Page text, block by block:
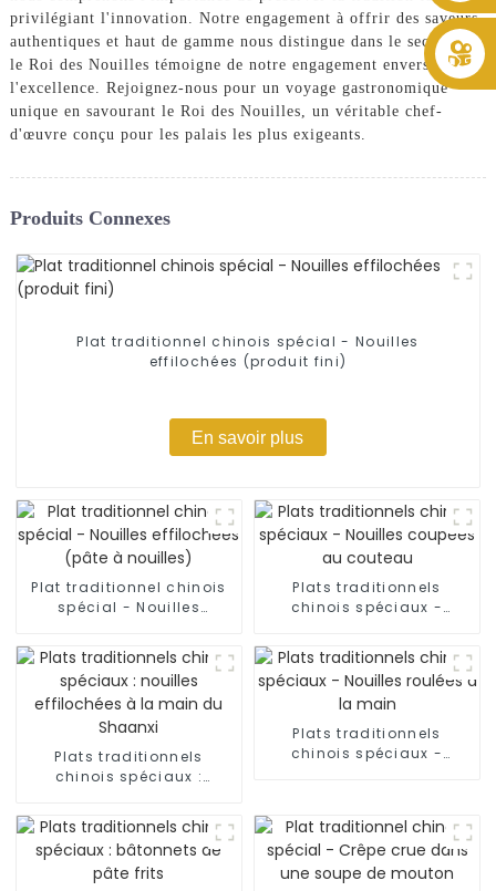
privilégiant l'innovation. Notre engagement à offrir des saveurs
authentiques et haut de gamme nous distingue dans le secteur, et
le Roi des Nouilles témoigne de notre engagement envers
l'excellence. Rejoignez-nous pour un voyage gastronomique
unique en savourant le Roi des Nouilles, un véritable chef-
d'œuvre conçu pour les palais les plus exigeants.
Produits Connexes
Plat traditionnel chinois spécial - Nouilles
effilochées (produit fini)
En savoir plus
Plat traditionnel chinois
spécial - Nouilles
nouilles)
Plats traditionnels
chinois spéciaux -
couteau
Plats traditionnels
chinois spéciaux :
main du Shaanxi
Plats traditionnels
chinois spéciaux -